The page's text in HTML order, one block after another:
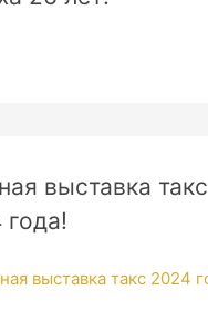
выставка такс
года!